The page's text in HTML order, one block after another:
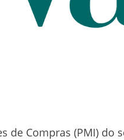
de Compras (PMI)